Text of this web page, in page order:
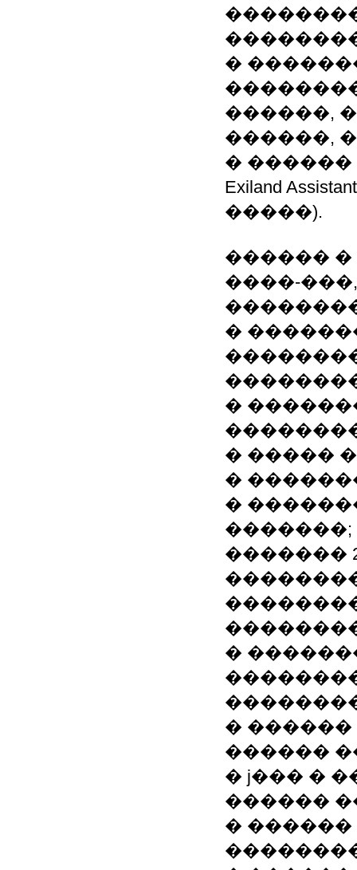
�
������,
������,
� ������
Exiland
�����).
������ �
����-
�
�
� �����
�
�
�������;
�������
�
�
������
� ϳ��� �
������
� ������